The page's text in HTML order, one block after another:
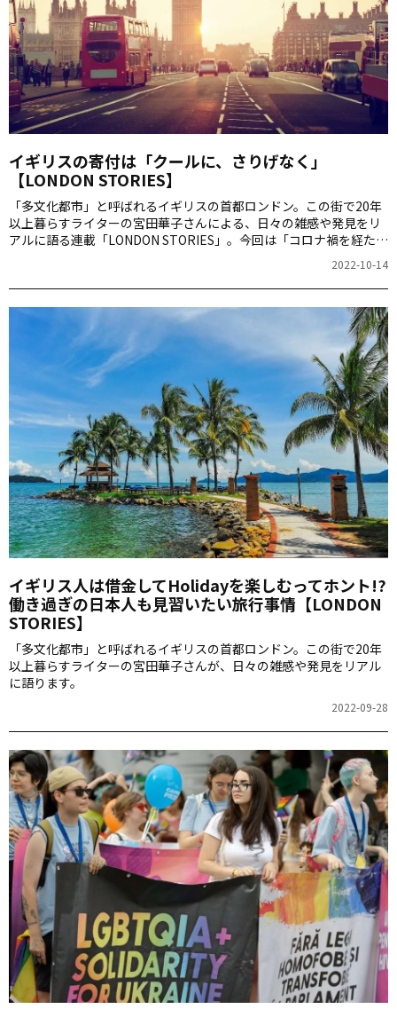
イギリスの寄付は「クールに、さりげなく」
【LONDON STORIES】
「多文化都市」と呼ばれるイギリスの首都ロンドン。この街で20年
以上暮らすライターの宮田華子さんによる、日々の雑感や発見をリ
アルに語る連載「LONDON STORIES」。今回は「コロナ禍を経た社
2022-10-14
イギリス人は借金してHolidayを楽しむってホント!?
働き過ぎの日本人も見習いたい旅行事情【LONDON
STORIES】
「多文化都市」と呼ばれるイギリスの首都ロンドン。この街で20年
以上暮らすライターの宮田華子さんが、日々の雑感や発見をリアル
に語ります。
2022-09-28